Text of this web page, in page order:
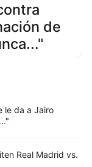
de
le da a Jairo
Real Madrid vs.